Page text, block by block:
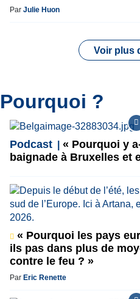
Par Julie Huon
Voir plus
Pourquoi ?
Podcast
« Pourquoi y
baignade à Bruxelles et
« Pourquoi les pays
ils pas dans plus de
contre le feu ? »
Par Eric Renette